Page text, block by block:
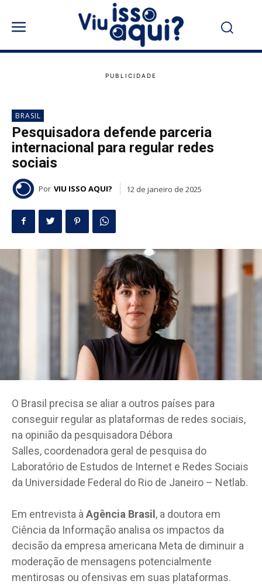
BRASIL
Pesquisadora defende parceria
internacional para regular redes
sociais
Por VIU ISSO AQUI? 12 de janeiro de 2025
O Brasil precisa se aliar a outros países para
conseguir regular as plataformas de redes sociais,
na opinião da pesquisadora Débora
Salles, coordenadora geral de pesquisa do
Laboratório de Estudos de Internet e Redes Sociais
da Universidade Federal do Rio de Janeiro – Netlab.
Em entrevista à Agência Brasil , a doutora em
Ciência da Informação analisa os impactos da
decisão da empresa americana Meta de diminuir a
moderação de mensagens potencialmente
mentirosas ou ofensivas em suas plataformas.